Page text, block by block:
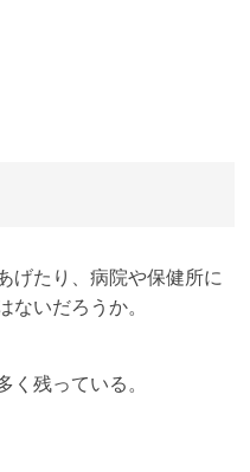
げたり、病院や保健所に
いだろうか。
く残っている。